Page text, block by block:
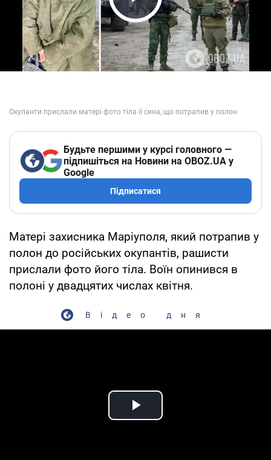
Play Video
Будьте першими у курсі головного —
підпишіться на Новини на OBOZ.UA у
Google
Підписатися
Матері захисника Маріуполя, який потрапив у
полон до російських окупантів, рашисти
прислали фото його тіла. Воїн опинився в
полоні у двадцятих числах квітня.
Відео дня
Play Video